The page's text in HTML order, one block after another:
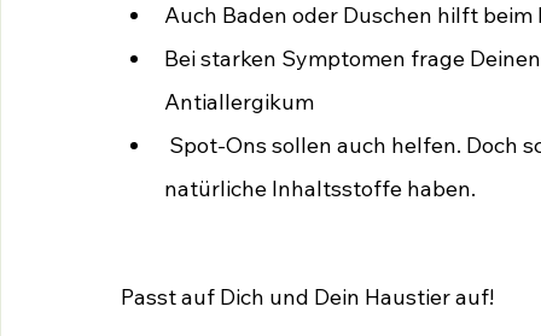
Auch Baden oder Duschen hilft
Bei starken Symptomen frage
Antiallergikum
natürliche Inhaltsstoffe haben.
Passt auf Dich und Dein Haustier auf!